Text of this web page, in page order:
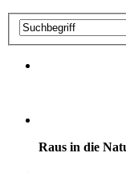
Raus in die